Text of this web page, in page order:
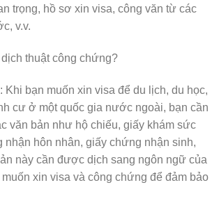
trọng, hồ sơ xin visa, công văn từ các
v.v.
thuật công chứng?
Khi bạn muốn xin visa để du lịch, du học,
cư ở một quốc gia nước ngoài, bạn cần
văn bản như hộ chiếu, giấy khám sức
nhận hôn nhân, giấy chứng nhận sinh,
này cần được dịch sang ngôn ngữ của
xin visa và công chứng để đảm bảo